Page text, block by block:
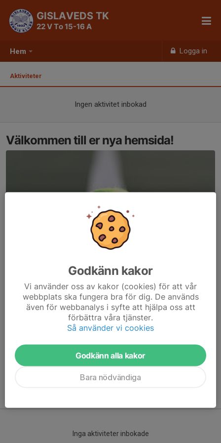
Hem Logga in
GISLAVEDS TK
22 V To 15-16 A
Aktiviteter
Ingen aktivitet inbokad
Välkommen till er nya hemsida!
Här hamnar automatiskt de senaste nyheterna på hemsidan. För
att kunna börja administrera hemsidan loggar du in högst upp till
/Svenskalag.se
Inga aktiviteter inbokade
Godkänn kakor
Vi använder oss av kakor (cookies) för att vår
webbplats ska fungera bra för dig. De används
även för webbanalys i syfte att hjälpa oss att
förbättra våra tjänster.
Så använder vi cookies
Godkänn alla kakor
Bara nödvändiga